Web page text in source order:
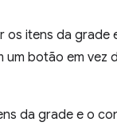
os itens da grade
um botão em vez
da grade e o